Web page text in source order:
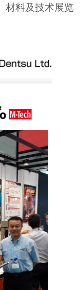
材料及技术展览